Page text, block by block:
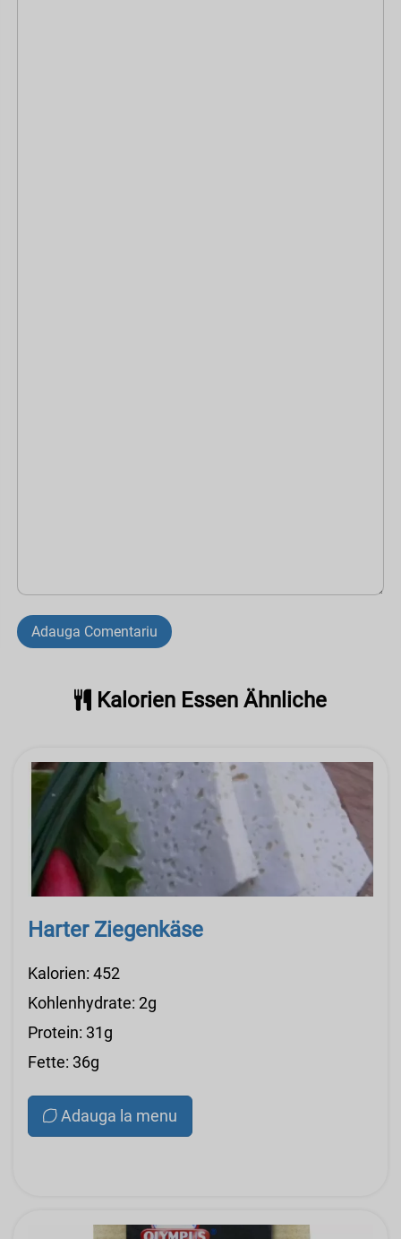
Adauga Comentariu
Kalorien Essen Ähnliche
Harter Ziegenkäse
Kalorien: 452
Kohlenhydrate: 2g
Protein: 31g
Fette: 36g
Adauga la menu